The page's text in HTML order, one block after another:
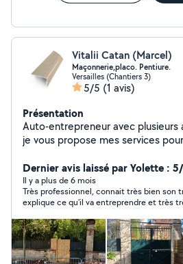
Vitalii Catan (Marcel)
Maçonnerie,placo. Pentiure.
Versailles (Chantiers 3)
5/5 (1 avis)
Présentation
Auto-entrepreneur avec plusieurs
je vous propose mes services pour : Travaux
intérieures de qualité, Travaux de plâtrerie, Réalisation
et rénovation de façades. Je travaille avec sérieux,
rapidité et souci du détail afin de
propre et durable. Devis gratuit prix compétitifs.
N'hésitez pas à me contacter
Dernier avis laissé par Yolette :
Il y a plus de 6 mois
Très professionnel, connait très bien son
explique ce qu'il va entreprendre et très très